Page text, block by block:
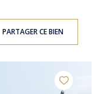
PARTAGER CE BIEN